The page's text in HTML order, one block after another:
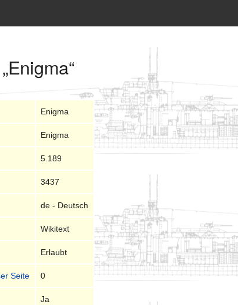
Enigma
Enigma
5.189
3437
de - Deutsch
Wikitext
Erlaubt
Seite 0
Ja